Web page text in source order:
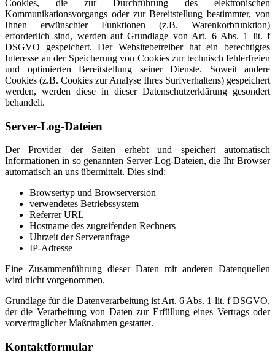
Cookies, die zur Durchführung des elektronischen
Kommunikationsvorgangs oder zur Bereitstellung bestimmter, von
Ihnen erwünschter Funktionen (z.B. Warenkorbfunktion)
erforderlich sind, werden auf Grundlage von Art. 6 Abs. 1 lit. f
DSGVO gespeichert. Der Websitebetreiber hat ein berechtigtes
Interesse an der Speicherung von Cookies zur technisch fehlerfreien
und optimierten Bereitstellung seiner Dienste. Soweit andere
Cookies (z.B. Cookies zur Analyse Ihres Surfverhaltens) gespeichert
werden, werden diese in dieser Datenschutzerklärung gesondert
behandelt.
Server-Log-Dateien
Der Provider der Seiten erhebt und speichert automatisch
Informationen in so genannten Server-Log-Dateien, die Ihr Browser
automatisch an uns übermittelt. Dies sind:
Browsertyp und Browserversion
verwendetes Betriebssystem
Referrer URL
Hostname des zugreifenden Rechners
Uhrzeit der Serveranfrage
IP-Adresse
Eine Zusammenführung dieser Daten mit anderen Datenquellen
wird nicht vorgenommen.
Grundlage für die Datenverarbeitung ist Art. 6 Abs. 1 lit. f DSGVO,
der die Verarbeitung von Daten zur Erfüllung eines Vertrags oder
vorvertraglicher Maßnahmen gestattet.
Kontaktformular